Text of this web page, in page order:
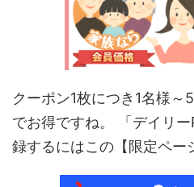
クーポン1枚につき 1名様～ 5
でお得ですね。 「デイリー
録するにはこの【限定ペー